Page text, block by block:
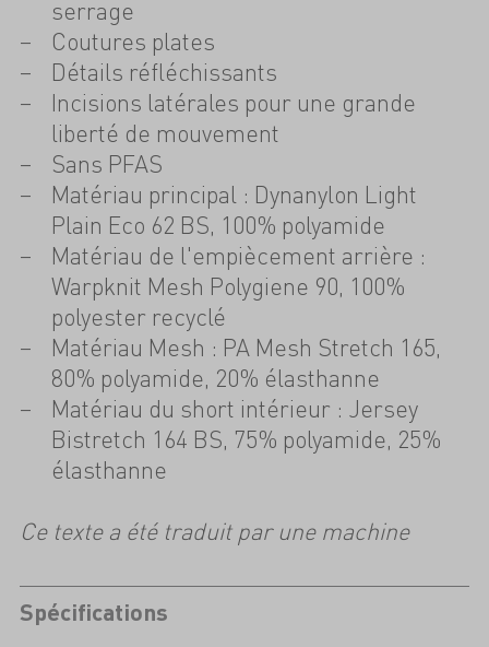
serrage
Coutures plates
Détails réfléchissants
Incisions latérales pour une grande
liberté de mouvement
Sans PFAS
Matériau principal : Dynanylon Light
Plain Eco 62 BS, 100% polyamide
Matériau de l'empiècement arrière :
Warpknit Mesh Polygiene 90, 100%
polyester recyclé
Matériau Mesh : PA Mesh Stretch 165,
80% polyamide, 20% élasthanne
Matériau du short intérieur : Jersey
Bistretch 164 BS, 75% polyamide, 25%
élasthanne
Ce texte a été traduit par une machine
Spécifications